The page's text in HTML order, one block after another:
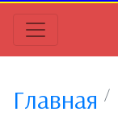
Главная